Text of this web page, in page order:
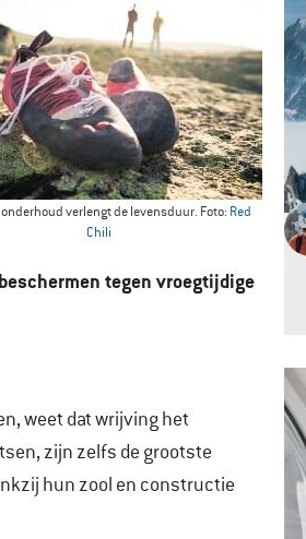
verlengt de levensduur. Foto: Red
Chili
tegen vroegtijdige
weet dat wrijving het
zijn zelfs de grootste
hun zool en constructie